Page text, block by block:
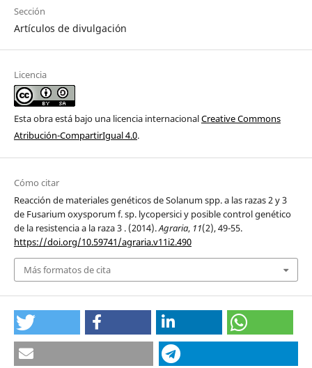
Sección
Artículos de divulgación
Licencia
Esta obra está bajo una licencia internacionalCreative Commons
Atribución-CompartirIgual 4.0.
Cómo citar
Reacción de materiales genéticos de Solanum spp. a las razas 2 y 3
de Fusarium oxysporum f. sp. lycopersici y posible control genético
de la resistencia a la raza 3 . (2014).Agraria, 11(2), 49-55.
https://doi.org/10.59741/agraria.v11i2.490
Más formatos de cita